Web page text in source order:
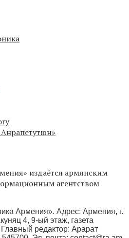
Анрапетутюн»
издаётся армянским
агентством
Армения». Адрес: Армения, г.
4, 9-ый этаж, газета
редактор: Арарат